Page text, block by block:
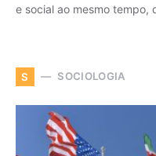
e social ao mesmo tempo,
S SOCIOLOGIA